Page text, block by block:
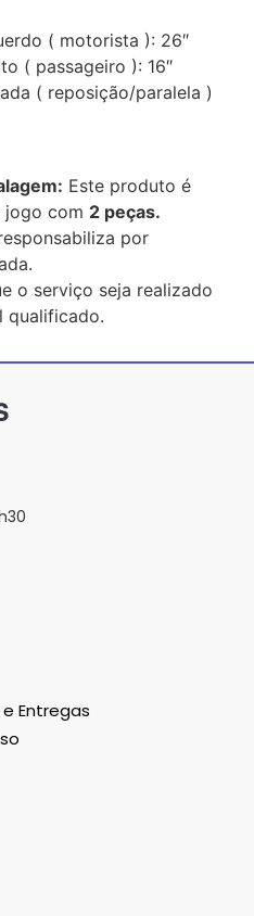
( motorista ): 26″
( passageiro ): 16″
( reposição/paralela )
Este produto é
jogo com 2 peças.
por
o serviço seja realizado
qualificado.
Entregas